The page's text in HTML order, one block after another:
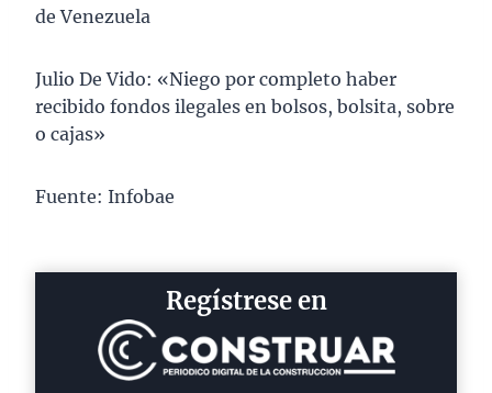
de Venezuela
Julio De Vido: «Niego por completo haber
recibido fondos ilegales en bolsos, bolsita, sobre
o cajas»
Fuente: Infobae
Regístrese en